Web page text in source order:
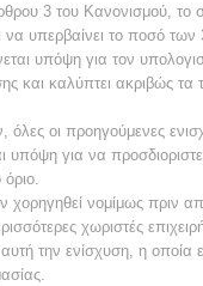
3 του Κανονισμού,
να υπερβαίνει το ποσό
υπόψη για τον
και καλύπτει ακριβώς
οι προηγούμενες
υπόψη για να
χορηγηθεί νομίμως
χωριστές
την ενίσχυση, η οποία